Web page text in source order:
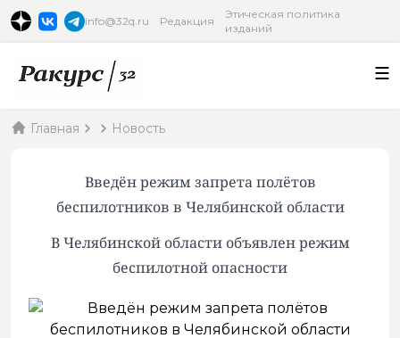
info@32q.ru Редакция
Этическая политика
изданий
Главная Новость
Введён режим запрета полётов
беспилотников в Челябинской области
В Челябинской области объявлен режим
беспилотной опасности